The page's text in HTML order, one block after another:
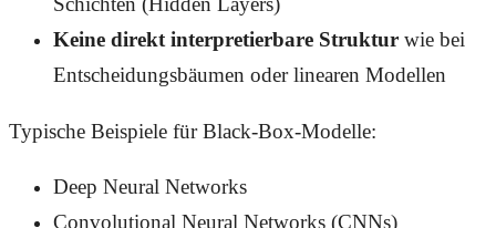
Schichten (Hidden Layers)
Keine direkt interpretierbare Struktur wie bei
Entscheidungsbäumen oder linearen Modellen
Typische Beispiele für Black-Box-Modelle:
Deep Neural Networks
Convolutional Neural Networks (CNNs)
Abonniere meinen Newsletter!